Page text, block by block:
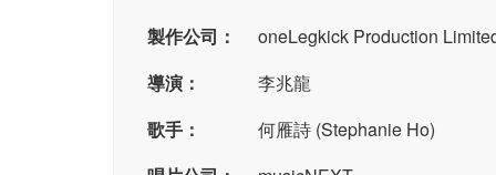
製作公司：
oneLegkick Production
導演：
李兆龍
歌手：
何雁詩 (Stephanie Ho)